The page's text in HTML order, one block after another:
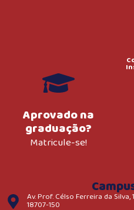
Aprovado na
graduação?
Matricule-se!
Av. Prof. Célso Ferreira da Silva,
18707-150